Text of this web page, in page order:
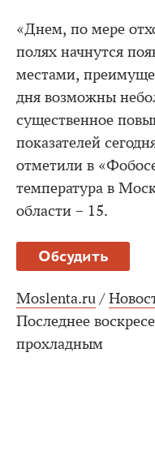
«Днем, по мере
полях начнутся
местами,
дня возможны
существенное
показателей
отметили в
температура в
области – 15.
Обсудить
Moslenta.ru /
Последнее
прохладным